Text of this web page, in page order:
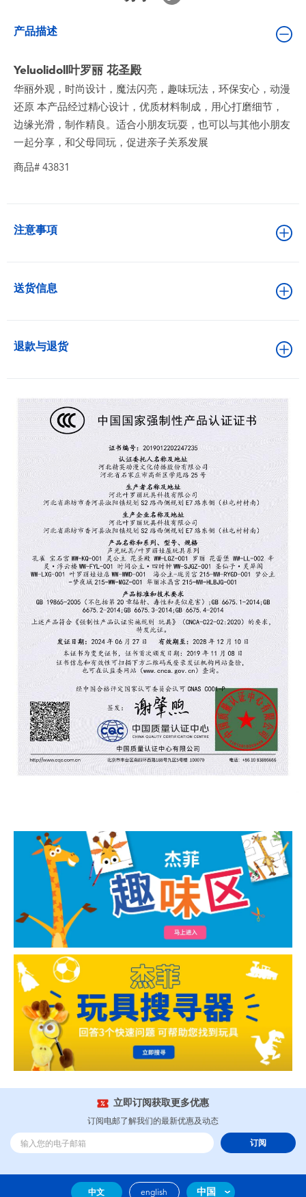
玩具促销
玩具清货
产品描述
Yeluolidoll叶罗丽 花圣殿
华丽外观，时尚设计，魔法闪亮，趣味玩法，环保安心，动漫
还原 本产品经过精心设计，优质材料制成，用心打磨细节，
边缘光滑，制作精良。适合小朋友玩耍，也可以与其他小朋友
一起分享，和父母同玩，促进亲子关系发展
商品# 43831
注意事項
送货信息
退款与退货
立即订阅获取更多优惠
订阅电邮了解我们的最新优惠及动态
订阅
中文 english 中国